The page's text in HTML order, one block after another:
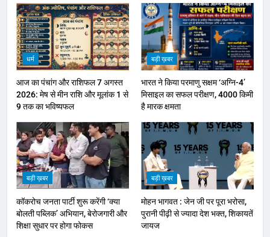
धर्म
आज का पंचांग और राशिफल 7 अगस्त
2026: मेष से मीन राशि और मूलांक 1 से
9 तक का भविष्यफल
बड़ी ख़बर
भारत ने किया परमाणु सक्षम ‘अग्नि-4’
मिसाइल का सफल परीक्षण, 4000 किमी
है मारक क्षमता
बड़ी ख़बर
कॉकरोच जनता पार्टी शुरू करेंगी ‘क्या
बोलती पब्लिक’ अभियान, बेरोजगारी और
शिक्षा सुधार पर होगा फोकस
बड़ी ख़बर
मोहन भागवत : जेन जी पर पूरा भरोसा,
पुरानी पीढ़ी से ज्यादा देश भक्त, शिकायतें
जायज